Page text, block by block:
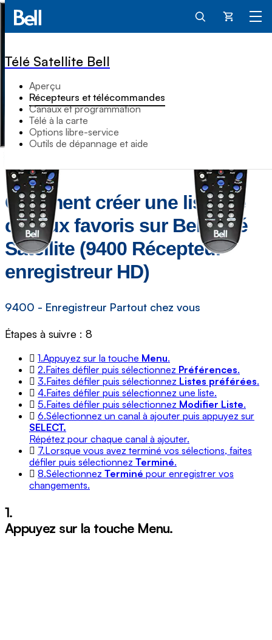
Panier
Télé Satellite Bell
Aperçu
Récepteurs et télécommandes
Canaux et programmation
Télé à la carte
Options libre-service
Outils de dépannage et aide
Comment créer une liste de
canaux favoris sur Bell Télé
Satellite (9400 Récepteur
enregistreur HD)
9400 - Enregistreur Partout chez vous
Étapes à suivre : 8
1.Appuyez sur la touche Menu.
2.Faites défiler puis sélectionnez Préférences.
3.Faites défiler puis sélectionnez Listes préférées.
4.Faites défiler puis sélectionnez une liste.
5.Faites défiler puis sélectionnez Modifier Liste.
6.Sélectionnez un canal à ajouter puis appuyez sur
SELECT.
Répétez pour chaque canal à ajouter.
7.Lorsque vous avez terminé vos sélections, faites
défiler puis sélectionnez Terminé.
8.Sélectionnez Terminé pour enregistrer vos
changements.
1.
Appuyez sur la touche Menu.